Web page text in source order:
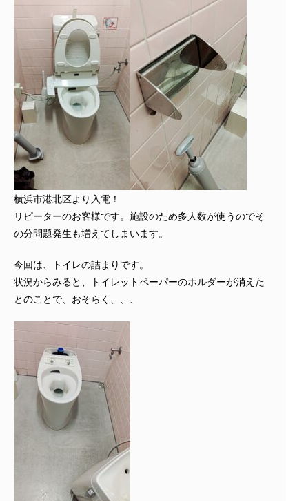
横浜市港北区より入電！
リピーターのお客様です。施設のため多人数が使うのでそ
の分問題発生も増えてしまいます。
今回は、トイレの詰まりです。
状況からみると、トイレットペーパーのホルダーが消えた
とのことで、おそらく、、、